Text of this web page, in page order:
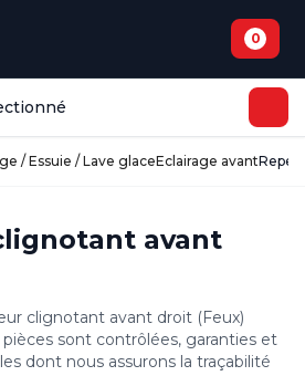
0
/ Essuie / Lave glaceEclairage avant
avant
clignotant avant droit (Feux)
pièces sont contrôlées, garanties et
dont nous assurons la traçabilité